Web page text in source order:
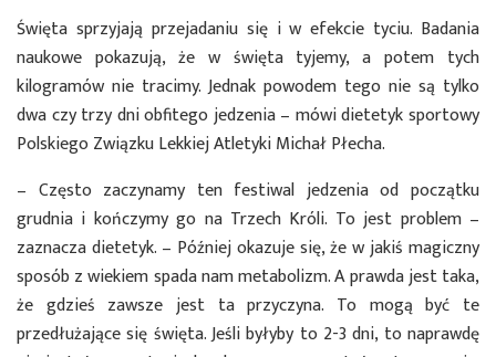
Święta sprzyjają przejadaniu się i w efekcie tyciu. Badania
naukowe pokazują, że w święta tyjemy, a potem tych
kilogramów nie tracimy. Jednak powodem tego nie są tylko
dwa czy trzy dni obfitego jedzenia – mówi dietetyk sportowy
Polskiego Związku Lekkiej Atletyki Michał Płecha.
– Często zaczynamy ten festiwal jedzenia od początku
grudnia i kończymy go na Trzech Króli. To jest problem –
zaznacza dietetyk. – Później okazuje się, że w jakiś magiczny
sposób z wiekiem spada nam metabolizm. A prawda jest taka,
że gdzieś zawsze jest ta przyczyna. To mogą być te
przedłużające się święta. Jeśli byłyby to 2-3 dni, to naprawdę